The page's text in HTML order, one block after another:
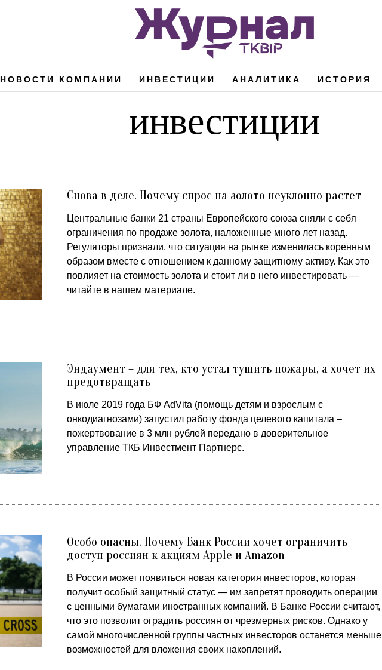
НОВОСТИ КОМПАНИИ ИНВЕСТИЦИИ АНАЛИТИКА ИСТОРИЯ
инвестиции
Снова в деле. Почему спрос на золото неуклонно растет
Центральные банки 21 страны Европейского союза сняли с себя
ограничения по продаже золота, наложенные много лет назад.
Регуляторы признали, что ситуация на рынке изменилась коренным
образом вместе с отношением к данному защитному активу. Как это
повлияет на стоимость золота и стоит ли в него инвестировать —
читайте в нашем материале.
Эндаумент – для тех, кто устал тушить пожары, а хочет их
предотвращать
В июле 2019 года БФ AdVita (помощь детям и взрослым с
онкодиагнозами) запустил работу фонда целевого капитала –
пожертвование в 3 млн рублей передано в доверительное
управление ТКБ Инвестмент Партнерс.
Особо опасны. Почему Банк России хочет ограничить
доступ россиян к акциям Apple и Amazon
В России может появиться новая категория инвесторов, которая
получит особый защитный статус — им запретят проводить операции
с ценными бумагами иностранных компаний. В Банке России считают,
что это позволит оградить россиян от чрезмерных рисков. Однако у
самой многочисленной группы частных инвесторов останется меньше
возможностей для вложения своих накоплений.